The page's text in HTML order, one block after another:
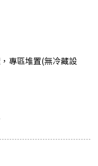
專區堆置(無冷藏設